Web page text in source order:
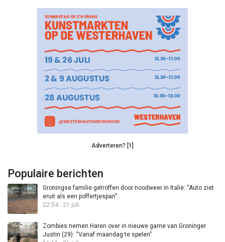
Adverteren? [1]
Populaire berichten
Groningse familie getroffen door noodweer in Italië: “Auto ziet
eruit als een poffertjespan”
22:54 - 21 juli
Zombies nemen Haren over in nieuwe game van Groninger
Justin (29): “Vanaf maandag te spelen”